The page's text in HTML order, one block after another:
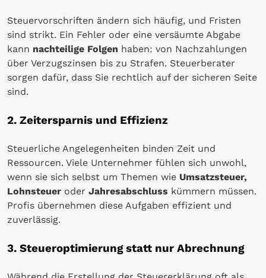
Steuervorschriften ändern sich häufig, und Fristen
sind strikt. Ein Fehler oder eine versäumte Abgabe
kann nachteilige Folgen haben: von Nachzahlungen
über Verzugszinsen bis zu Strafen. Steuerberater
sorgen dafür, dass Sie rechtlich auf der sicheren Seite
sind.
2. Zeitersparnis und Effizienz
Steuerliche Angelegenheiten binden Zeit und
Ressourcen. Viele Unternehmer fühlen sich unwohl,
wenn sie sich selbst um Themen wie Umsatzsteuer,
Lohnsteuer oder Jahresabschluss kümmern müssen.
Profis übernehmen diese Aufgaben effizient und
zuverlässig.
3. Steueroptimierung statt nur Abrechnung